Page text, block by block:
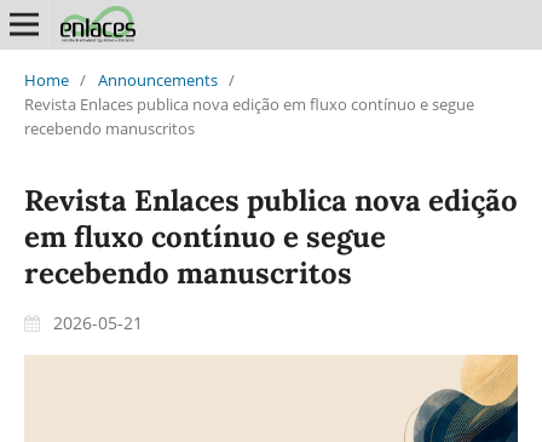
Home / Announcements /
Revista Enlaces publica nova edição em fluxo contínuo e segue
recebendo manuscritos
Revista Enlaces publica nova edição
em fluxo contínuo e segue
recebendo manuscritos
2026-05-21